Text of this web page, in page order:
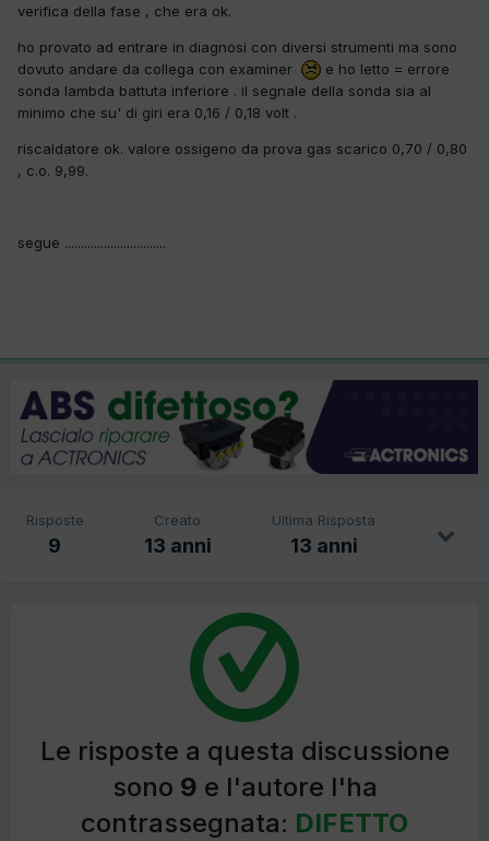
verifica della fase , che era ok.
ho provato ad entrare in diagnosi con diversi strumenti ma sono
dovuto andare da collega con examiner
e ho letto = errore
sonda lambda battuta inferiore . il segnale della sonda sia al
minimo che su' di giri era 0,16 / 0,18 volt .
riscaldatore ok. valore ossigeno da prova gas scarico 0,70 / 0,80
, c.o. 9,99.
segue ...............................
Risposte
9
Creato
13 anni
Ultima Risposta
13 anni
Le risposte a questa discussione
sono 9 e l'autore l'ha
contrassegnata: DIFETTO